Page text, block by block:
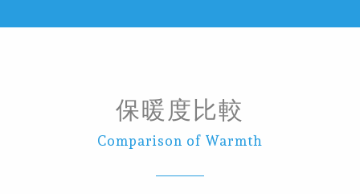
保暖度比較
Comparison of Warmth